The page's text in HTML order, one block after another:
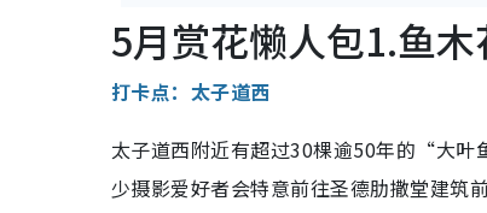
5月赏花懒人包1.鱼
打卡点：太子道西
太子道西附近有超过30棵逾50年的“大叶
少摄影爱好者会特意前往圣德肋撒堂建筑